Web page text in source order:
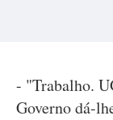
- "Trabalho.
Governo dá-